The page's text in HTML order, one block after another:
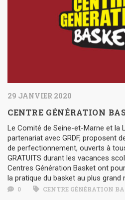
29 JANVIER 2020
CENTRE GÉNÉRATION
Le Comité de Seine-et-Marne et la
partenariat avec GRDF, proposent
de perfectionnement, ouverts à
GRATUITS durant les vacances
Centres Génération Basket ont
la pratique du basket au plus grand
0 CENTRE GÉNÉRATION